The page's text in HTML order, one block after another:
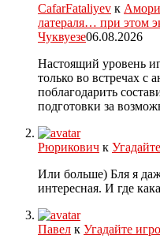
CafarFataliyev к
латераля… при этом
Чуквуезе06.08.2026
Настоящий уровень
только во встречах
поблагодарить
подготовки за
Рюрикович к
Или больше) Бля я
интересная. И где
Павел к Угадайте